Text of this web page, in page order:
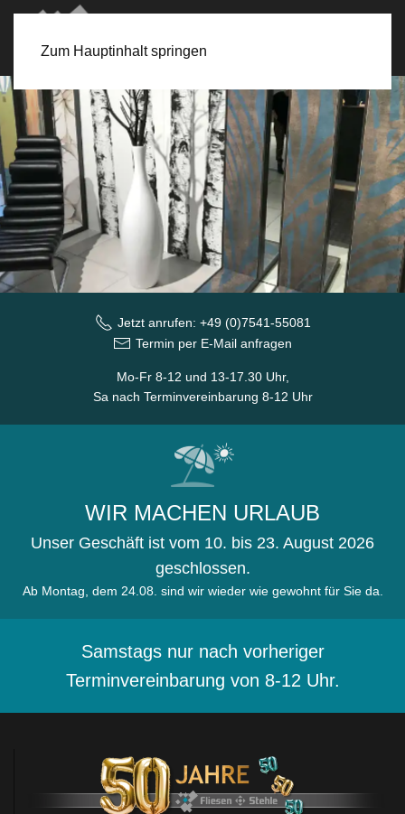
Zum Hauptinhalt springen
Jetzt anrufen: +49 (0)7541-55081
Termin per E-Mail anfragen
Mo-Fr 8-12 und 13-17.30 Uhr,
Sa nach Terminvereinbarung 8-12 Uhr
WIR MACHEN URLAUB
Unser Geschäft ist vom 10. bis 23. August 2026
geschlossen.
Ab Montag, dem 24.08. sind wir wieder wie gewohnt für Sie da.
Samstags nur nach vorheriger
Terminvereinbarung von 8-12 Uhr.